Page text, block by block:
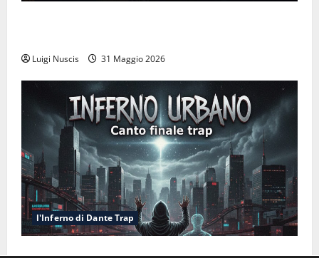
Luigi Nuscis 31 Maggio 2026
l'Inferno di Dante Trap